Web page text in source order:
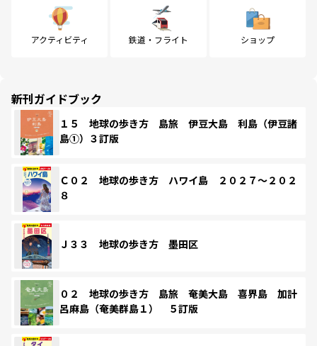
アクティビティ 鉄道・フライト ショップ
新刊ガイドブック
１５ 地球の歩き方 島旅 伊豆大島 利島（伊豆諸
島①）３訂版
Ｃ０２ 地球の歩き方 ハワイ島 ２０２７～２０２
８
Ｊ３３ 地球の歩き方 墨田区
０２ 地球の歩き方 島旅 奄美大島 喜界島 加計
呂麻島（奄美群島１） ５訂版